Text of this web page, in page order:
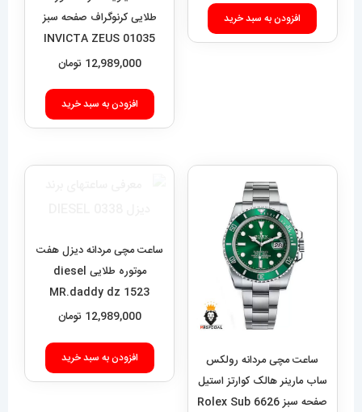
افزودن به سبد خرید
طلایی کرنوگراف صفحه سبز
01035 INVICTA ZEUS
12,989,000 تومان
افزودن به سبد خرید
ساعت مچی مردانه رولکس
ساب مارینر هالک کوارتز استیل
صفحه سبز 6626 Rolex Sub
ساعت مچی مردانه دیزل هفت
موتوره طلایی diesel
MR.daddy dz 1523
12,989,000 تومان
افزودن به سبد خرید